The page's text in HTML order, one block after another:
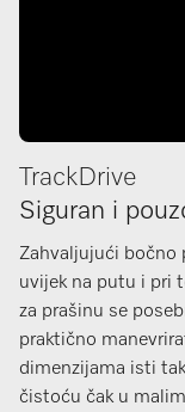
TrackDrive
Siguran i
Zahvaljujući bočno
uvijek na putu i pri
za prašinu se
praktično
dimenzijama isti
čistoću čak u